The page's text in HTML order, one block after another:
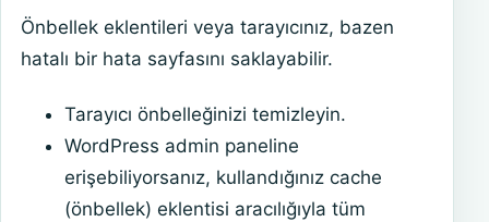
Önbellek eklentileri veya tarayıcınız, bazen
hatalı bir hata sayfasını saklayabilir.
Tarayıcı önbelleğinizi temizleyin.
WordPress admin paneline
erişebiliyorsanız, kullandığınız cache
(önbellek) eklentisi aracılığıyla tüm